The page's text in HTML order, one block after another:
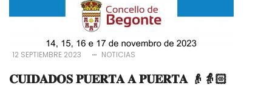
12 SEPTIEMBRE 2023 NOTICIAS
𝐂𝐔𝐈𝐃𝐀𝐃𝐎𝐒 𝐏𝐔𝐄𝐑𝐓𝐀 𝐀 𝐏𝐔𝐄𝐑𝐓𝐀 👴👵🏻